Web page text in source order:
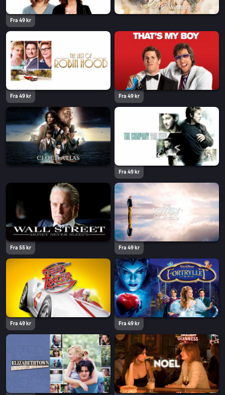
Fra 49 kr
Fra 49 kr Fra 49 kr
Fra 49 kr
Fra 55 kr Fra 49 kr
Fra 49 kr Fra 49 kr